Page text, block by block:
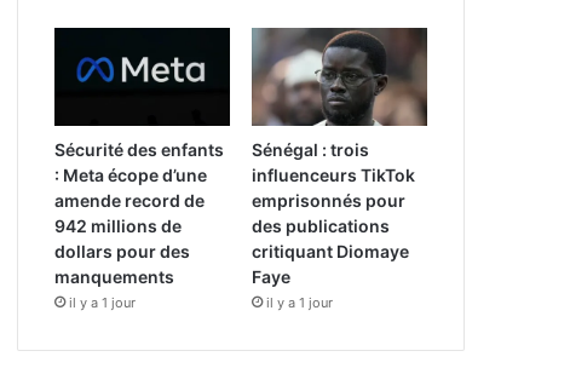
Sécurité des enfants
: Meta écope d’une
amende record de
942 millions de
dollars pour des
manquements
il y a 1 jour
Sénégal : trois
influenceurs TikTok
emprisonnés pour
des publications
critiquant Diomaye
Faye
il y a 1 jour